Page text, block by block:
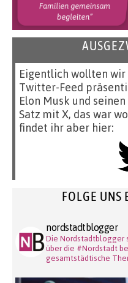
Eigentlich wollten
Twitter-Feed
Elon Musk und
Satz mit X, das war
findet ihr aber hier:
FOLGE UNS
nordstadtblogger
Die Nordstadtblogger
über die #Nordstadt
gesamtstädtische